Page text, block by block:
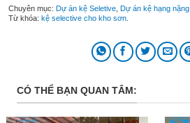
Chuyên mục: Dự án kệ Seletive Dự án kệ hạng nặng
Từ khóa: kệ selective cho kho sơn
CÓ THỂ BẠN QUAN TÂM: